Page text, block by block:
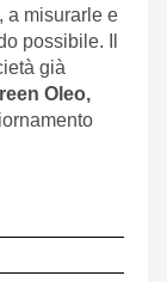
a misurarle e
possibile. Il
già
Oleo,